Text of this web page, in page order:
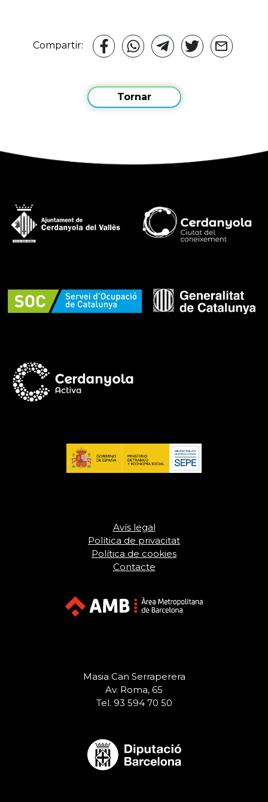
Compartir:
Tornar
Avís legal
Política de privacitat
Política de cookies
Contacte
Masia Can Serraperera
Av. Roma, 65
Tel. 93 594 70 50